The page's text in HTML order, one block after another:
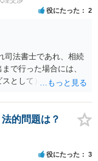
役にたった 2
司法書士であれ、相続
で行った場合には、
として）行うことは
的問題は？
役にたった 3